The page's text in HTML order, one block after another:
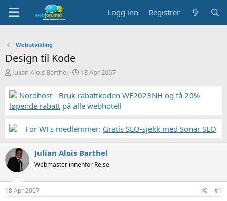
Logg inn Registrer
Webutvikling
Design til Kode
T
å
d
s
a
Julian Alois Barthel
S
r
t
a
18 Apr 2007
Nordhost - Bruk rabattkoden WF2023NH og få 20%
løpende rabatt på alle webhotell
For WFs medlemmer: Gratis SEO-sjekk med Sonar SEO
Julian Alois Barthel
Webmaster innenfor Reise
18 Apr 2007 #1